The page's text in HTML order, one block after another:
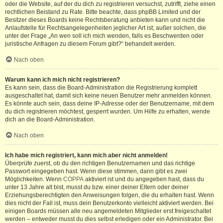
oder die Website, auf der du dich zu registrieren versuchst, zutrifft, ziehe einen
rechtlichen Beistand zu Rate. Bitte beachte, dass phpBB Limited und der
Besitzer dieses Boards keine Rechtsberatung anbieten kann und nicht die
Anlaufstelle für Rechtsangelegenheiten jeglicher Art ist; außer solchen, die
unter der Frage „An wen soll ich mich wenden, falls es Beschwerden oder
juristische Anfragen zu diesem Forum gibt?“ behandelt werden.
Nach oben
Warum kann ich mich nicht registrieren?
Es kann sein, dass die Board-Administration die Registrierung komplett
ausgeschaltet hat, damit sich keine neuen Benutzer mehr anmelden können.
Es könnte auch sein, dass deine IP-Adresse oder der Benutzername, mit dem
du dich registrieren möchtest, gesperrt wurden. Um Hilfe zu erhalten, wende
dich an die Board-Administration.
Nach oben
Ich habe mich registriert, kann mich aber nicht anmelden!
Überprüfe zuerst, ob du den richtigen Benutzernamen und das richtige
Passwort eingegeben hast. Wenn diese stimmen, dann gibt es zwei
Möglichkeiten. Wenn COPPA aktiviert ist und du angegeben hast, dass du
unter 13 Jahre alt bist, musst du bzw. einer deiner Eltern oder deiner
Erziehungsberechtigten den Anweisungen folgen, die du erhalten hast. Wenn
dies nicht der Fall ist, muss dein Benutzerkonto vielleicht aktiviert werden. Bei
einigen Boards müssen alle neu angemeldeten Mitglieder erst freigeschaltet
werden – entweder musst du dies selbst erledigen oder ein Administrator. Bei